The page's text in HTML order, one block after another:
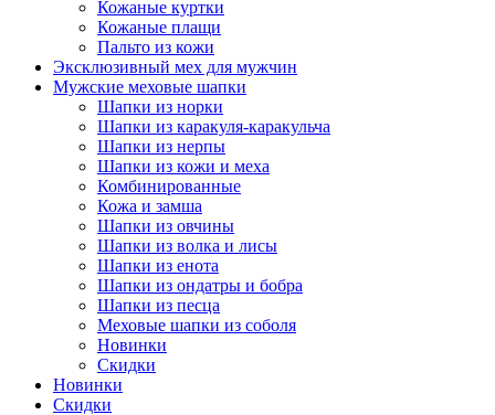
Кожаные куртки
Кожаные плащи
Пальто из кожи
Эксклюзивный мех для мужчин
Мужские меховые шапки
Шапки из норки
Шапки из каракуля-каракульча
Шапки из нерпы
Шапки из кожи и меха
Комбинированные
Кожа и замша
Шапки из овчины
Шапки из волка и лисы
Шапки из енота
Шапки из ондатры и бобра
Шапки из песца
Меховые шапки из соболя
Новинки
Скидки
Новинки
Скидки